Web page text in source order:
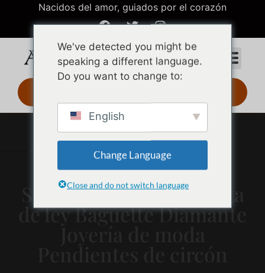
Nacidos del amor, guiados por el corazón
S925 Pendientes de plata
de ley Baguette Diamante
We've detected you might be
speaking a different language.
Do you want to change to:
English
Change Language
Close and do not switch language